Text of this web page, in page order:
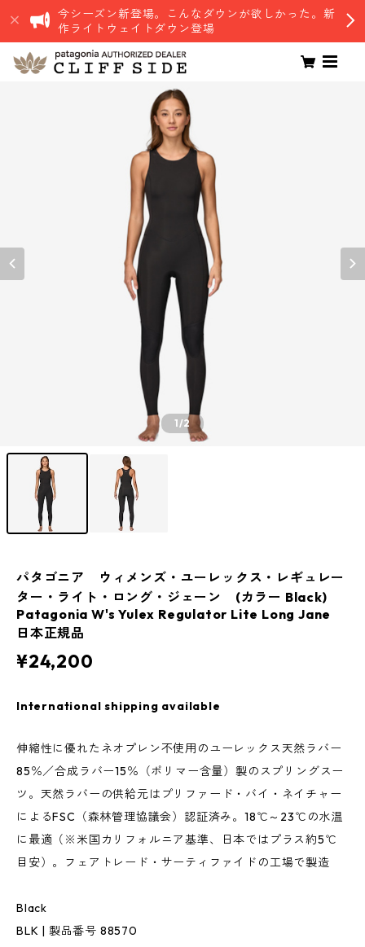
今シーズン新登場。こんなダウンが欲しかった。新
作ライトウェイトダウン登場
1/2
パタゴニア ウィメンズ・ユーレックス・レギュレー
ター・ライト・ロング・ジェーン (カラー Black)
Patagonia W's Yulex Regulator Lite Long Jane
日本正規品
¥24,200
International shipping available
伸縮性に優れたネオプレン不使用のユーレックス天然ラバー
85％／合成ラバー15％（ポリマー含量）製のスプリングスー
ツ。天然ラバーの供給元はプリファード・バイ・ネイチャー
によるFSC（森林管理協議会）認証済み。18℃～23℃の水温
に最適（※米国カリフォルニア基準、日本ではプラス約5℃
目安）。フェアトレード・サーティファイドの工場で製造
Black
BLK | 製品番号 88570